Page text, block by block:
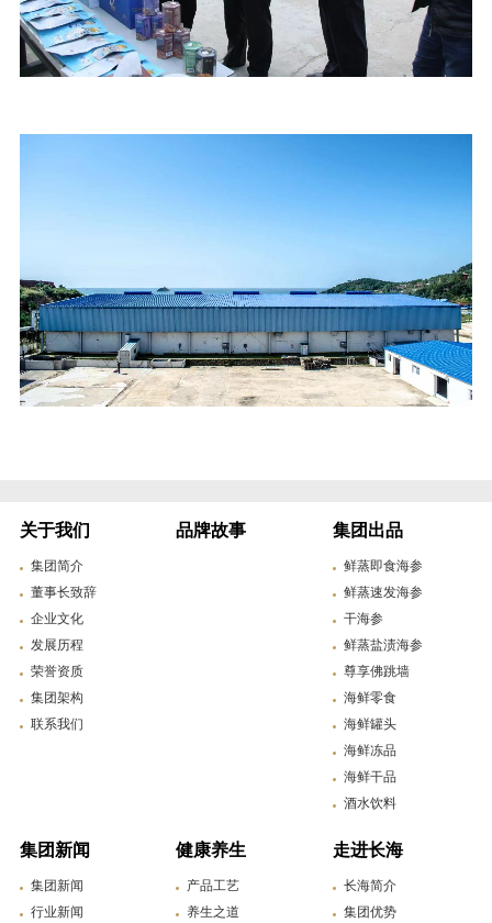
关于我们
集团简介
董事长致辞
企业文化
发展历程
荣誉资质
集团架构
联系我们
品牌故事 集团出品
鲜蒸即食海参
鲜蒸速发海参
干海参
鲜蒸盐渍海参
尊享佛跳墙
海鲜零食
海鲜罐头
海鲜冻品
海鲜干品
酒水饮料
集团新闻
集团新闻
行业新闻
健康养生
产品工艺
养生之道
走进长海
长海简介
集团优势